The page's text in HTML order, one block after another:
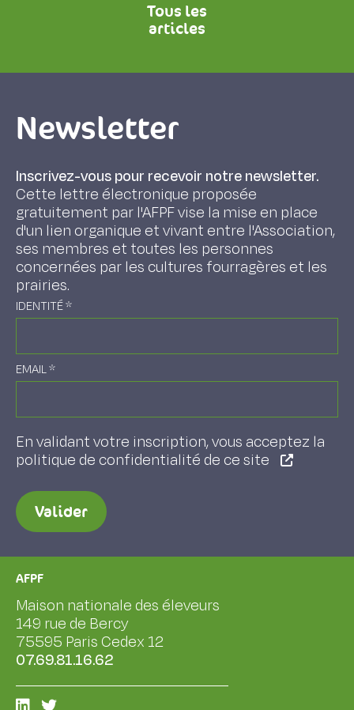
Tous les
articles
Newsletter
Inscrivez-vous pour recevoir notre newsletter.
Cette lettre électronique proposée
gratuitement par l'AFPF vise la mise en place
d'un lien organique et vivant entre l'Association,
ses membres et toutes les personnes
concernées par les cultures fourragères et les
prairies.
IDENTITÉ*
EMAIL*
En validant votre inscription, vous acceptez la
politique de confidentialité de ce site
Valider
AFPF
Maison nationale des éleveurs
149 rue de Bercy
75595 Paris Cedex 12
07.69.81.16.62